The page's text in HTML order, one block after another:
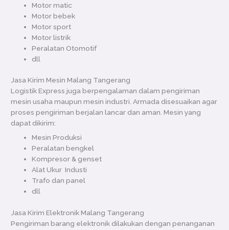
Motor matic
Motor bebek
Motor sport
Motor listrik
Peralatan Otomotif
dll
Jasa Kirim Mesin Malang Tangerang
Logistik Express juga berpengalaman dalam pengiriman
mesin usaha maupun mesin industri. Armada disesuaikan agar
proses pengiriman berjalan lancar dan aman. Mesin yang
dapat dikirim:
Mesin Produksi
Peralatan bengkel
Kompresor & genset
Alat Ukur Industi
Trafo dan panel
dll
Jasa Kirim Elektronik Malang Tangerang
Pengiriman barang elektronik dilakukan dengan penanganan